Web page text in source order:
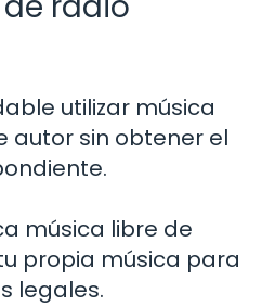
utilizar música
autor sin obtener el
música libre de
propia música para
legales.